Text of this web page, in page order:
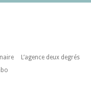
L’agence deux degrés